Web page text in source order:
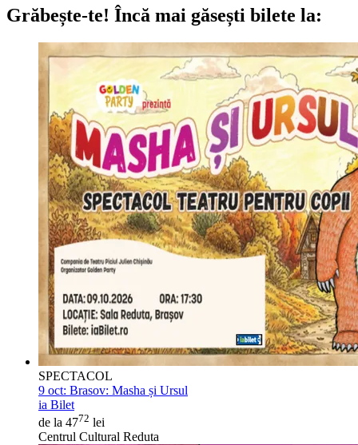
Grăbește-te! Încă mai găsești bilete la:
SPECTACOL
9 oct: Brasov: Masha și Ursul
ia Bilet
de la 4772 lei
Centrul Cultural Reduta